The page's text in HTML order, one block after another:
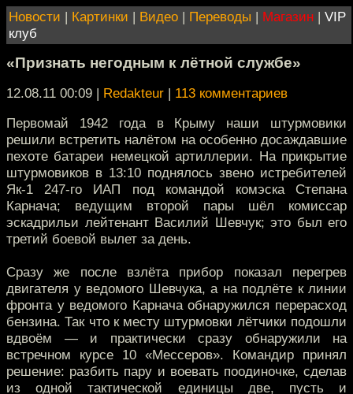
Новости | Картинки | Видео | Переводы | Магазин | VIP
клуб
«Признать негодным к лётной службе»
12.08.11 00:09 | Redakteur | 113 комментариев
Первомай 1942 года в Крыму наши штурмовики
решили встретить налётом на особенно досаждавшие
пехоте батареи немецкой артиллерии. На прикрытие
штурмовиков в 13:10 поднялось звено истребителей
Як-1 247-го ИАП под командой комэска Степана
Карнача; ведущим второй пары шёл комиссар
эскадрильи лейтенант Василий Шевчук; это был его
третий боевой вылет за день.
Сразу же после взлёта прибор показал перегрев
двигателя у ведомого Шевчука, а на подлёте к линии
фронта у ведомого Карнача обнаружился перерасход
бензина. Так что к месту штурмовки лётчики подошли
вдвоём — и практически сразу обнаружили на
встречном курсе 10 «Мессеров». Командир принял
решение: разбить пару и воевать поодиночке, сделав
из одной тактической единицы две, пусть и